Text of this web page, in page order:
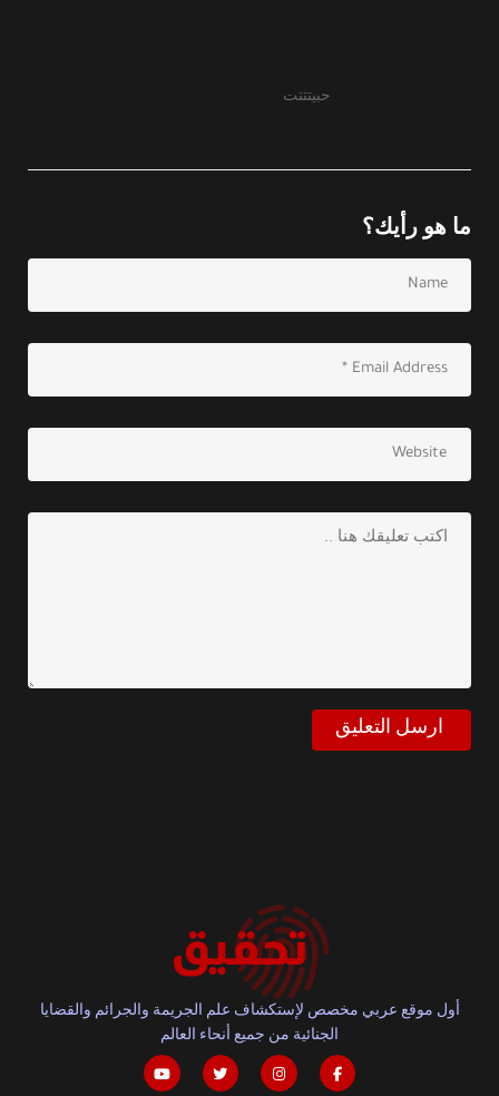
حبيتتتت
ما هو رأيك؟
أول موقع عربي مخصص لإستكشاف علم الجريمة والجرائم والقضايا
الجنائية من جميع أنحاء العالم